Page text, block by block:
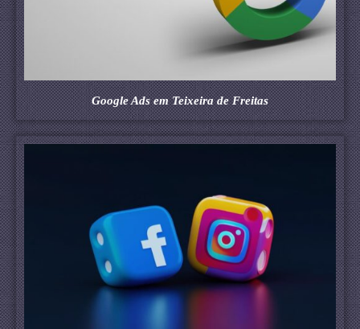
Google Ads em Teixeira de Freitas